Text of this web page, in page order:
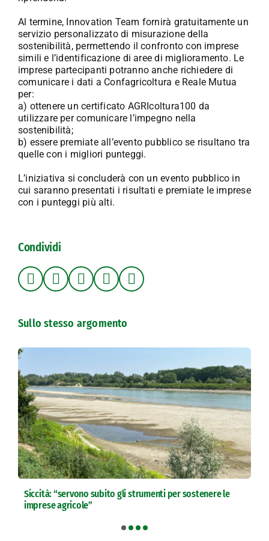
Al termine, Innovation Team fornirà gratuitamente un
servizio personalizzato di misurazione della
sostenibilità, permettendo il confronto con imprese
simili e l’identificazione di aree di miglioramento. Le
imprese partecipanti potranno anche richiedere di
comunicare i dati a Confagricoltura e Reale Mutua
per:
a) ottenere un certificato AGRIcoltura100 da
utilizzare per comunicare l’impegno nella
sostenibilità;
b) essere premiate all’evento pubblico se risultano tra
quelle con i migliori punteggi.
L’iniziativa si concluderà con un evento pubblico in
cui saranno presentati i risultati e premiate le imprese
con i punteggi più alti.
Condividi
Sullo stesso argomento
Siccità: “servono subito gli strumenti per sostenere le
imprese agricole”